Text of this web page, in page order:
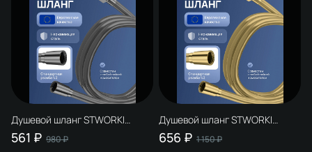
Душевой шланг STWORKI
Колдинг S32260GB 150 см,
вороненая сталь
561 ₽ 980 ₽
Душевой шланг STWORKI
Колдинг S32260GM 150 см,
матовое золото
656 ₽ 1 150 ₽